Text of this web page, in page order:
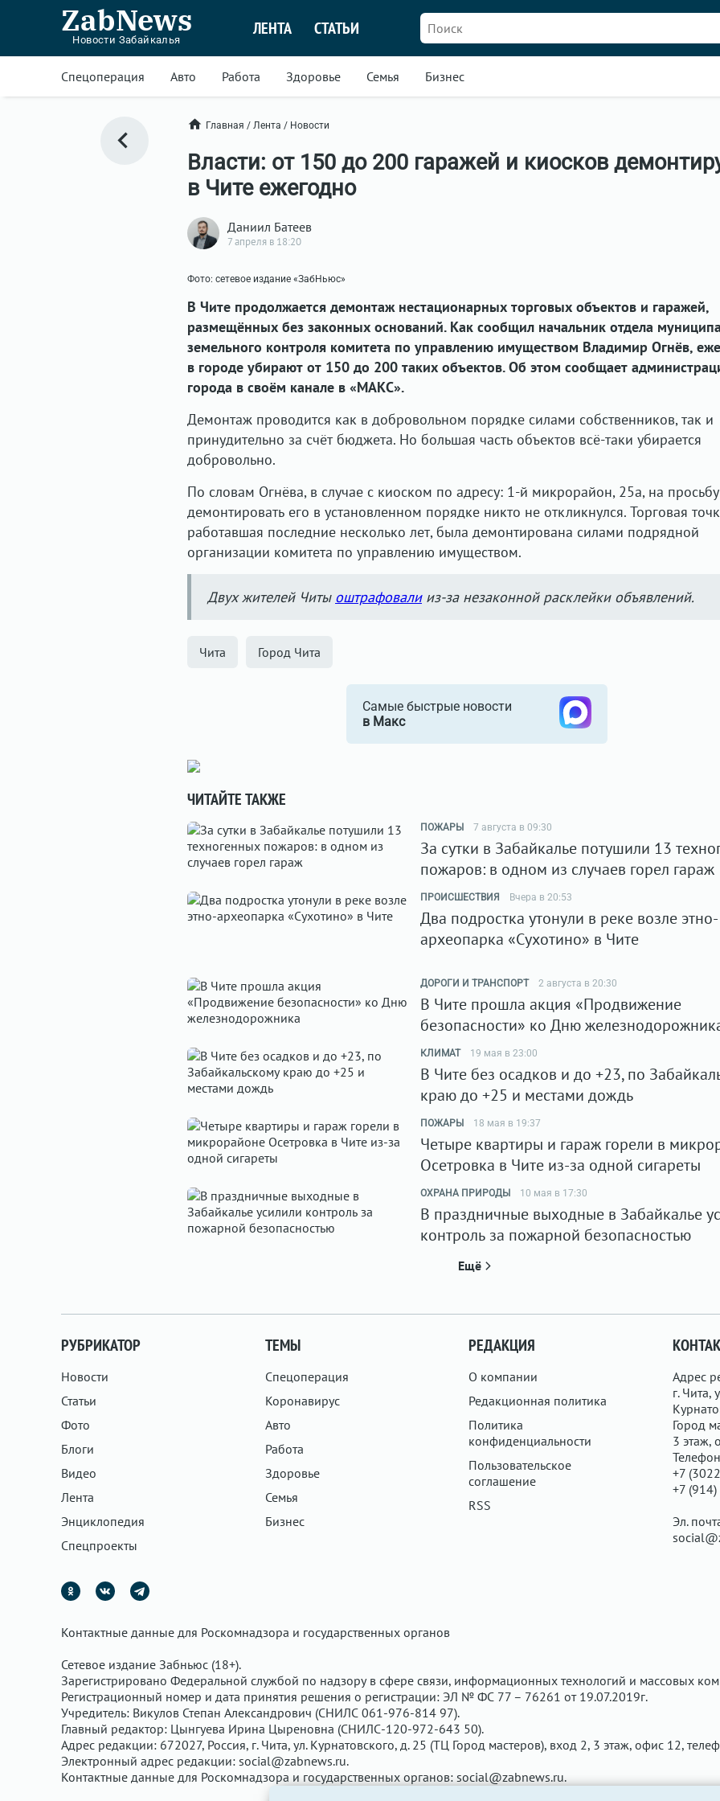
ZabNews
Новости Забайкалья
ЛЕНТА СТАТЬИ
Спецоперация Авто Работа Здоровье Семья Бизнес
Главная / Лента / Новости
Власти: от 150 до 200 гаражей и киосков
в Чите ежегодно
Даниил Батеев
7 апреля в 18:20
Фото: сетевое издание «ЗабНьюс»
В Чите продолжается демонтаж нестационарных торговых объектов и гаражей,
размещённых без законных оснований. Как сообщил начальник отдела
земельного контроля комитета по управлению имуществом Владимир Огнёв,
в городе убирают от 150 до 200 таких объектов. Об этом сообщает
города в своём канале в «МАКС».
Демонтаж проводится как в добровольном порядке силами собственников, так и
принудительно за счёт бюджета. Но большая часть объектов всё-таки убирается
добровольно.
По словам Огнёва, в случае с киоском по адресу: 1-й микрорайон, 25а, на просьбу
демонтировать его в установленном порядке никто не откликнулся. Торговая
работавшая последние несколько лет, была демонтирована силами подрядной
организации комитета по управлению имуществом.
Двух жителей Читы оштрафовалииз-за незаконной расклейки объявлений.
Чита Город Чита
Самые быстрые новости
в Макс
ЧИТАЙТЕ ТАКЖЕ
ПОЖАРЫ 7 августа в 09:30
За сутки в Забайкалье потушили 13
пожаров: в одном из случаев горел гараж
ПРОИСШЕСТВИЯ Вчера в 20:53
Два подростка утонули в реке возле этно-
археопарка «Сухотино» в Чите
ДОРОГИ И ТРАНСПОРТ 2 августа в 20:30
В Чите прошла акция «Продвижение
безопасности» ко Дню
КЛИМАТ 19 мая в 23:00
В Чите без осадков и до +23, по
краю до +25 и местами дождь
ПОЖАРЫ 18 мая в 19:37
Четыре квартиры и гараж горели в
Осетровка в Чите из-за одной сигареты
ОХРАНА ПРИРОДЫ 10 мая в 17:30
В праздничные выходные в Забайкалье
контроль за пожарной безопасностью
Ещё
РУБРИКАТОР
Новости
Статьи
Фото
Блоги
Видео
Лента
Энциклопедия
Спецпроекты
ТЕМЫ
Спецоперация
Коронавирус
Авто
Работа
Здоровье
Семья
Бизнес
РЕДАКЦИЯ
О компании
Редакционная политика
Политика
конфиденциальности
Пользовательское
соглашение
RSS
Адрес
г. Чита,
Город
3 этаж,
+7
+7
Эл.
Контактные данные для Роскомнадзора и государственных органов
Сетевое издание Забньюс (18+).
Зарегистрировано Федеральной службой по надзору в сфере связи, информационных технологий и массовых
Регистрационный номер и дата принятия решения о регистрации: ЭЛ № ФС 77 – 76261 от 19.07.2019г.
Учредитель: Викулов Степан Александрович (СНИЛС 061-976-814 97).
Главный редактор: Цынгуева Ирина Цыреновна (СНИЛС-120-972-643 50).
Адрес редакции: 672027, Россия, г. Чита, ул. Курнатовского, д. 25 (ТЦ Город мастеров), вход 2, 3 этаж, офис 12,
Электронный адрес редакции: social@zabnews.ru.
Контактные данные для Роскомнадзора и государственных органов: social@zabnews.ru.